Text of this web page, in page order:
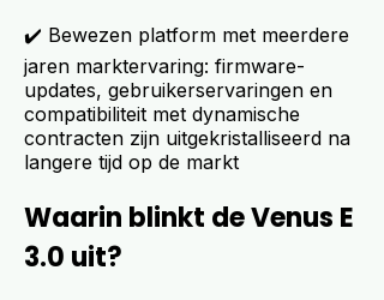
✔️ Bewezen platform met meerdere
jaren marktervaring: firmware-
updates, gebruikerservaringen en
compatibiliteit met dynamische
contracten zijn uitgekristalliseerd na
langere tijd op de markt
Waarin blinkt de Venus E
3.0 uit?